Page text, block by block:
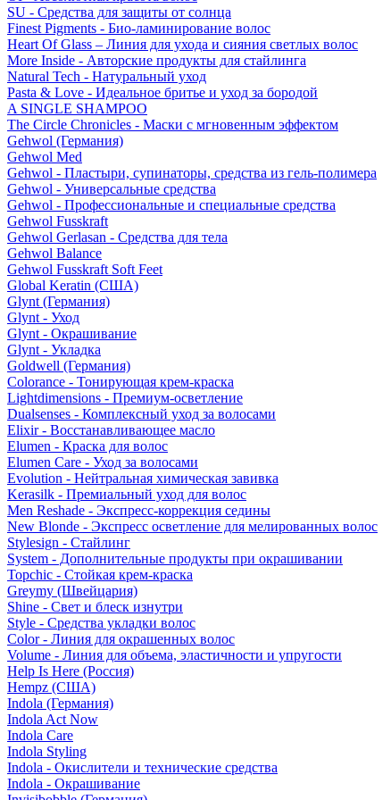
SU - Средства для защиты от солнца
Finest Pigments - Био-ламинирование волос
Heart Of Glass – Линия для ухода и сияния светлых волос
More Inside - Авторские продукты для стайлинга
Natural Tech - Натуральный уход
Pasta & Love - Идеальное бритье и уход за бородой
A SINGLE SHAMPOO
The Circle Chronicles - Маски с мгновенным эффектом
Gehwol (Германия)
Gehwol Med
Gehwol - Пластыри, супинаторы, средства из гель-полимера
Gehwol - Универсальные средства
Gehwol - Профессиональные и специальные средства
Gehwol Fusskraft
Gehwol Gerlasan - Средства для тела
Gehwol Balance
Gehwol Fusskraft Soft Feet
Global Keratin (США)
Glynt (Германия)
Glynt - Уход
Glynt - Окрашивание
Glynt - Укладка
Goldwell (Германия)
Colorance - Тонирующая крем-краска
Lightdimensions - Премиум-осветление
Dualsenses - Комплексный уход за волосами
Elixir - Восстанавливающее масло
Elumen - Краска для волос
Elumen Care - Уход за волосами
Evolution - Нейтральная химическая завивка
Kerasilk - Премиальный уход для волос
Men Reshade - Экспресс-коррекция седины
New Blonde - Экспресс осветление для мелированных волос
Stylesign - Стайлинг
System - Дополнительные продукты при окрашивании
Topchic - Стойкая крем-краска
Greymy (Швейцария)
Shine - Свет и блеск изнутри
Style - Средства укладки волос
Color - Линия для окрашенных волос
Volume - Линия для объема, эластичности и упругости
Help Is Here (Россия)
Hempz (США)
Indola (Германия)
Indola Act Now
Indola Care
Indola Styling
Indola - Окислители и технические средства
Indola - Окрашивание